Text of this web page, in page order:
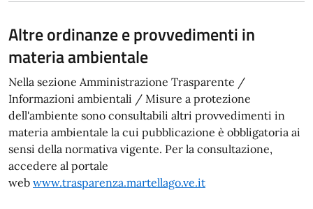
Altre ordinanze e provvedimenti in
materia ambientale
Nella sezione Amministrazione Trasparente /
Informazioni ambientali / Misure a protezione
dell'ambiente sono consultabili altri provvedimenti in
materia ambientale la cui pubblicazione è obbligatoria ai
sensi della normativa vigente. Per la consultazione,
accedere al portale
web www.trasparenza.martellago.ve.it